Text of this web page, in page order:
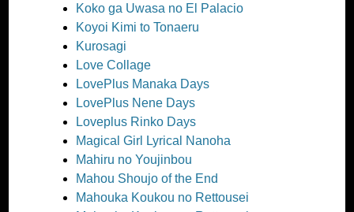
Koko ga Uwasa no El Palacio
Koyoi Kimi to Tonaeru
Kurosagi
Love Collage
LovePlus Manaka Days
LovePlus Nene Days
Loveplus Rinko Days
Magical Girl Lyrical Nanoha
Mahiru no Youjinbou
Mahou Shoujo of the End
Mahouka Koukou no Rettousei